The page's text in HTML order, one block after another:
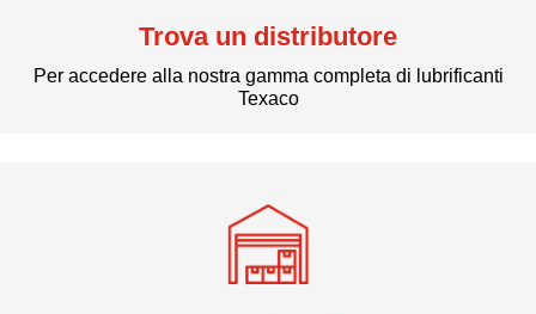
Trova un distributore
Per accedere alla nostra gamma completa di lubrificanti
Texaco